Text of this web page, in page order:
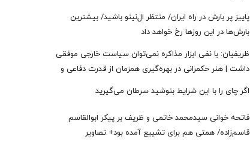
پاییز پر بارش در راه ایران/ منتظر ال‌نینو باشید/ بیشترین
بارش‌ها در این روزها رخ خواهد داد
ظریفیان: با نفی ابزار مذاکره نمی‌توان سیاست خارجی موفقی
داشت | هنر حکمرانی در بهره‌گیری همزمان از قدرت دفاعی و
ظرفیت‌های دیپلماتیک است، نه حذف یکی به نفع دیگری
اگر چای را با این شرایط بنوشید سرطان می‌گیرید
فاتحه خوانی سیدمحمد خاتمی و ظریف بر پیکر ابوالقاسم
قاسم‌زاده/ همتی هم برای تشییع آمده بود+ تصاویر